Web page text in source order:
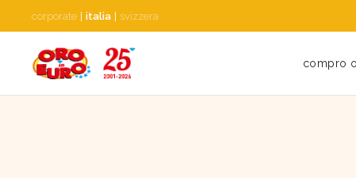
corporate italia svizzera
compro